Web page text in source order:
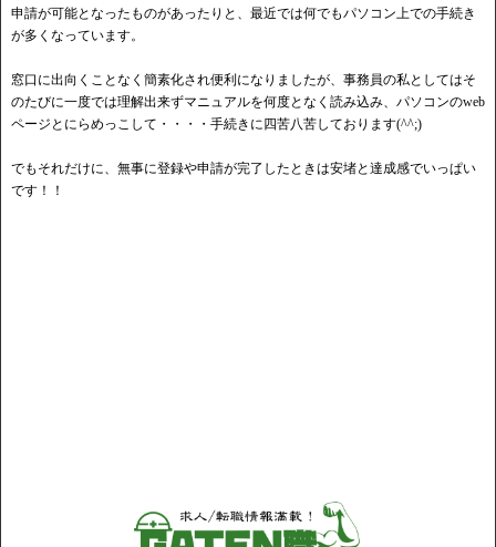
申請が可能となったものがあったりと、最近では何でもパソコン上での手続き
が多くなっています。
窓口に出向くことなく簡素化され便利になりましたが、事務員の私としてはそ
のたびに一度では理解出来ずマニュアルを何度となく読み込み、パソコンのweb
ページとにらめっこして・・・・手続きに四苦八苦しております(^^;)
でもそれだけに、無事に登録や申請が完了したときは安堵と達成感でいっぱい
です！！